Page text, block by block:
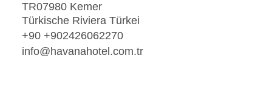
TR07980 Kemer
Türkische Riviera Türkei
+90 +902426062270
info@havanahotel.com.tr